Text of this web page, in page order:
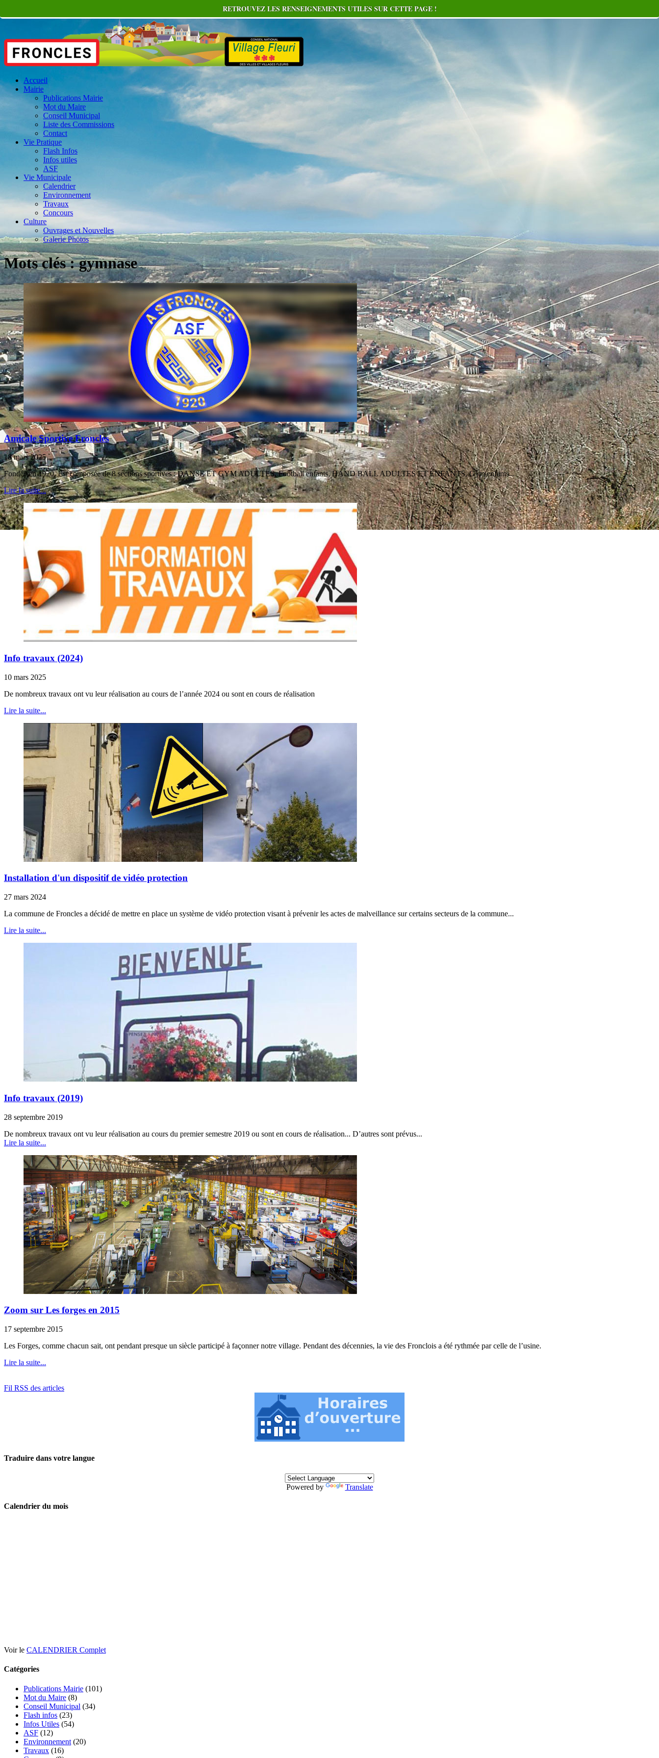
Accueil
Mairie
Publications Mairie
Mot du Maire
Conseil Municipal
Liste des Commissions
Contact
Vie Pratique
Flash Infos
Infos utiles
ASF
Vie Municipale
Calendrier
Environnement
Travaux
Concours
Culture
Ouvrages et Nouvelles
Galerie Photos
Mots clés : gymnase
Amicale Sportive Froncles
18 mars 2025
Fondée en 1920, Est composée de 8 sections sportives : DANSE ET GYM ADULTES, Football enfants, HAND BALL ADULTES ET ENFANTS, Gym enfants...
Lire la suite...
Info travaux (2024)
10 mars 2025
De nombreux travaux ont vu leur réalisation au cours de l’année 2024 ou sont en cours de réalisation
Lire la suite...
Installation d'un dispositif de vidéo protection
27 mars 2024
La commune de Froncles a décidé de mettre en place un système de vidéo protection visant à prévenir les actes de malveillance sur certains secteurs de la commune...
Lire la suite...
Info travaux (2019)
28 septembre 2019
De nombreux travaux ont vu leur réalisation au cours du premier semestre 2019 ou sont en cours de réalisation... D’autres sont prévus...
Lire la suite...
Zoom sur Les forges en 2015
17 septembre 2015
Les Forges, comme chacun sait, ont pendant presque un siècle participé à façonner notre village. Pendant des décennies, la vie des Fronclois a été rythmée par celle de l’usine.
Lire la suite...
Fil RSS des articles
Traduire dans votre langue
Powered by Translate
Calendrier du mois
Voir le CALENDRIER Complet
Catégories
Publications Mairie (101)
Mot du Maire (8)
Conseil Municipal (34)
Flash infos (23)
Infos Utiles (54)
ASF (12)
Environnement (20)
Travaux (16)
RETROUVEZ LES RENSEIGNEMENTS UTILES SUR CETTE PAGE !